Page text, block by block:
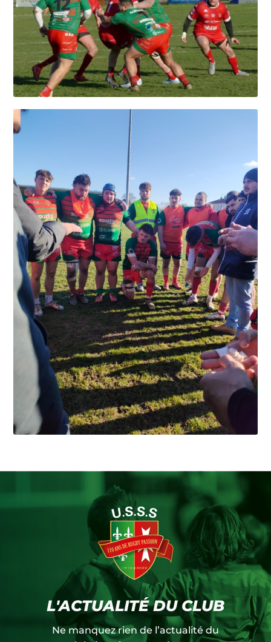
L'ACTUALITÉ DU CLUB
Ne manquez rien de l’actualité du